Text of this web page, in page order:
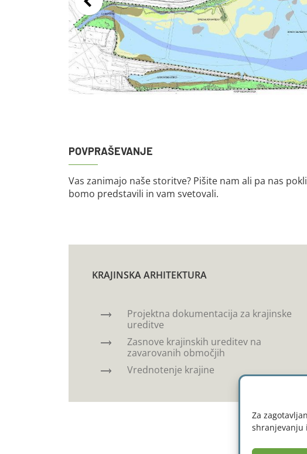
Za
shranjevanju
POVPRAŠEVANJE
Vas zanimajo naše storitve? Pišite nam ali pa nas
bomo predstavili in vam svetovali.
KRAJINSKA ARHITEKTURA
Projektna dokumentacija za krajinske
ureditve
Zasnove krajinskih ureditev na
zavarovanih območjih
Vrednotenje krajine